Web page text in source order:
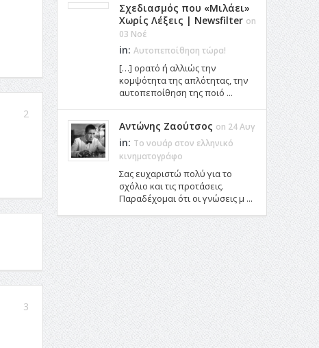
2
3
Σχεδιασμός που «Μιλάει»
Χωρίς Λέξεις | Newsfilter on
03 Νοέ
in: Αυτοπεποίθηση τώρα!
[…] ορατό ή αλλιώς την
κομψότητα της απλότητας, την
αυτοπεποίθηση της ποιό ...
Αντώνης Ζαούτσος on 24 Αυγ
in: Το νουάρ στον ελληνικό
κινηματογράφο
Σας ευχαριστώ πολύ για το
σχόλιο και τις προτάσεις.
Παραδέχομαι ότι οι γνώσεις μ ...